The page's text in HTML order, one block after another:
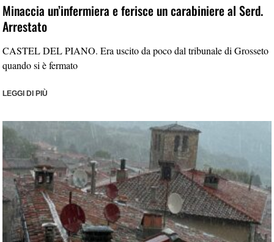
Minaccia un’infermiera e ferisce un carabiniere al Serd.
Arrestato
CASTEL DEL PIANO. Era uscito da poco dal tribunale di Grosseto
quando si è fermato
LEGGI DI PIÙ